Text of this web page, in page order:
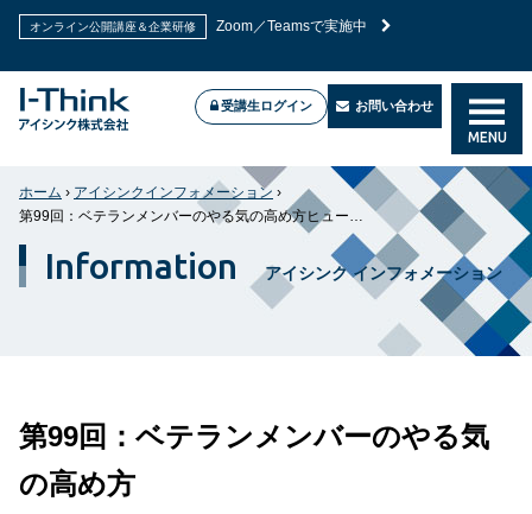
オンライン公開講座＆企業研修 Zoom／Teamsで実施中
受講生ログイン お問い合わせ
MENU
Information アイシンク インフォメーション
ホーム › アイシンクインフォメーション ›
第99回：ベテランメンバーのやる気の高め方ヒューマンスキル系講師 丸山奈緒子
第99回：ベテランメンバーのやる気
の高め方